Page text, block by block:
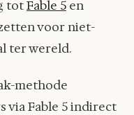
totFable 5 en
voor niet-
ter wereld.
methode
via Fable 5 indirect